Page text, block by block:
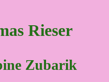
Rieser
Zubarik